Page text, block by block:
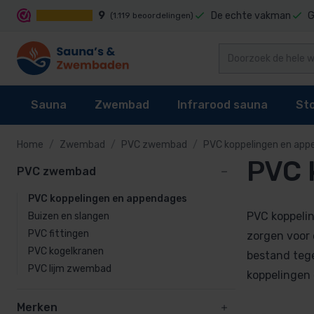
9 (1.119 beoordelingen) De echte vakman
Sauna
Sauna's
Sauna kachel
Sauna besturing
Accessoires
Zwembad
Zwembad reiniging
Zwembaden
Zwembad bekleding
Waterbehandeling
PVC
PVC fittingen
PVC
PVC
PVC lijm
Infrarood sauna
Infrarood sauna cabines
Techniek
Infrarood sauna lampen kopen?
Onderdelen
Stoomgenerator
Stoomcabine onderdelen
Stoomgeuren
Home Zwembad PVC zwembad PVC koppelingen en
PVC zwembad
PVC koppelingen en appendages
Buizen en slangen
PVC fittingen
PVC kogelkranen
PVC lijm zwembad
Merken
PVC
zorgen
bestand